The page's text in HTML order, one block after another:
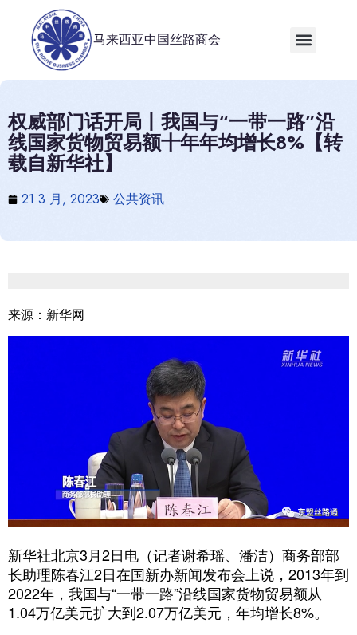
马来西亚中国丝路商会
权威部门话开局丨我国与“一带一路”沿
线国家货物贸易额十年年均增长8%【转
载自新华社】
21 3 月, 2023 公共资讯
来源：新华网
新华社北京3月2日电（记者谢希瑶、潘洁）商务部部
长助理陈春江2日在国新办新闻发布会上说，2013年到
2022年，我国与“一带一路”沿线国家货物贸易额从
1.04万亿美元扩大到2.07万亿美元，年均增长8%。